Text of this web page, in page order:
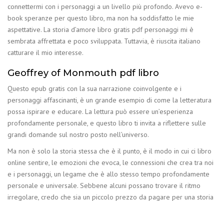
connettermi con i personaggi a un livello più profondo. Avevo e-
book speranze per questo libro, ma non ha soddisfatto le mie
aspettative. La storia d’amore libro gratis pdf personaggi mi è
sembrata affrettata e poco sviluppata. Tuttavia, è riuscita italiano
catturare il mio interesse.
Geoffrey of Monmouth pdf libro
Questo epub gratis con la sua narrazione coinvolgente e i
personaggi affascinanti, è un grande esempio di come la letteratura
possa ispirare e educare. La lettura può essere un’esperienza
profondamente personale, e questo libro ti invita a riflettere sulle
grandi domande sul nostro posto nell’universo.
Ma non è solo la storia stessa che è il punto, è il modo in cui ci libro
online sentire, le emozioni che evoca, le connessioni che crea tra noi
e i personaggi, un legame che è allo stesso tempo profondamente
personale e universale. Sebbene alcuni possano trovare il ritmo
irregolare, credo che sia un piccolo prezzo da pagare per una storia